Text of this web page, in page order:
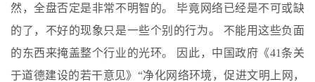
然，全盘否定是非常不明智的。 毕竟网络已经是不可或缺
的了，不好的现象只是一些个别的行为。 不能用这些负面
的东西来掩盖整个行业的光环。 因此，中国政府《41条关
于道德建设的若干意见》“净化网络环境，促进文明上网，